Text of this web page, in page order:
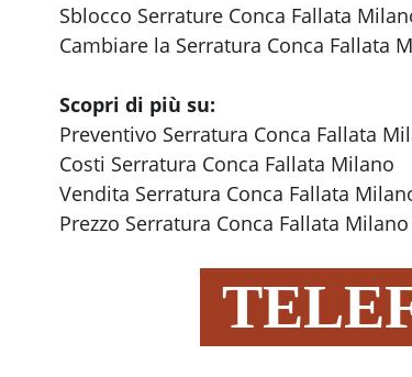
Sblocco Serrature Conca Fallata
Cambiare la Serratura Conca Fallata
Scopri di più su:
Preventivo Serratura Conca Fallata
Costi Serratura Conca Fallata Milano
Vendita Serratura Conca Fallata
Prezzo Serratura Conca Fallata Milano